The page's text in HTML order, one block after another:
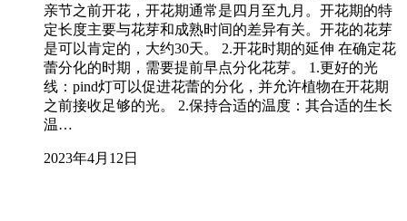
亲节之前开花，开花期通常是四月至九月。开花期的特
定长度主要与花芽和成熟时间的差异有关。开花的花芽
是可以肯定的，大约30天。 2.开花时期的延伸 在确定花
蕾分化的时期，需要提前早点分化花芽。 1.更好的光
线：pind灯可以促进花蕾的分化，并允许植物在开花期
之前接收足够的光。 2.保持合适的温度：其合适的生长
温…
2023年4月12日